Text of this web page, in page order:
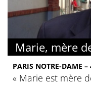
Marie, mère
PARIS NOTRE-DAME
« Marie est mère